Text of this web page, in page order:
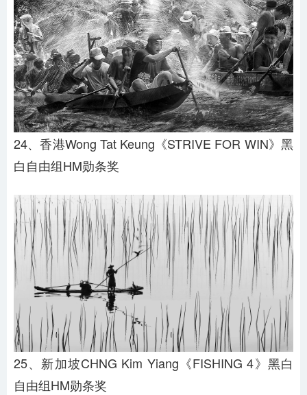
24、香港Wong Tat Keung《STRIVE FOR WIN》黑
白自由组HM勋条奖
25、新加坡CHNG Kim Yiang《FISHING 4》黑白
自由组HM勋条奖